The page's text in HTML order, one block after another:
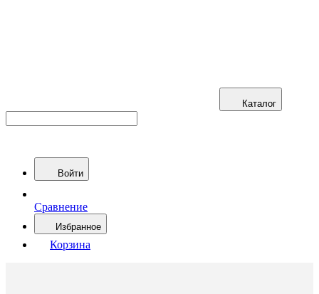
Каталог
Войти
Сравнение
Избранное
Корзина